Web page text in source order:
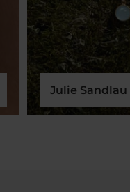
Julie Sandlau